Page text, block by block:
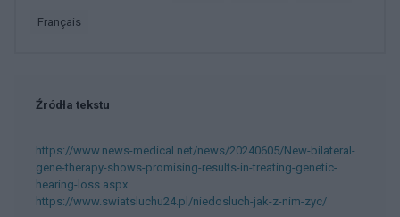
français
Źródła tekstu
https://www.news-medical.net/news/20240605/New-bilateral-
gene-therapy-shows-promising-results-in-treating-genetic-
hearing-loss.aspx
https://www.swiatsluchu24.pl/niedosluch-jak-z-nim-zyc/